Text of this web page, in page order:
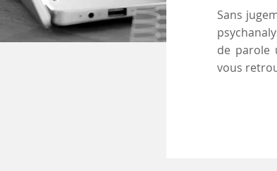
Sans
de parole
vous